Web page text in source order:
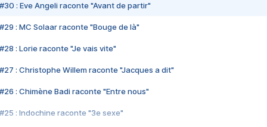
#30 : Eve Angeli raconte "Avant de partir"
#29 : MC Solaar raconte "Bouge de là"
#28 : Lorie raconte "Je vais vite"
#27 : Christophe Willem raconte "Jacques a dit"
#26 : Chimène Badi raconte "Entre nous"
#25 : Indochine raconte "3e sexe"